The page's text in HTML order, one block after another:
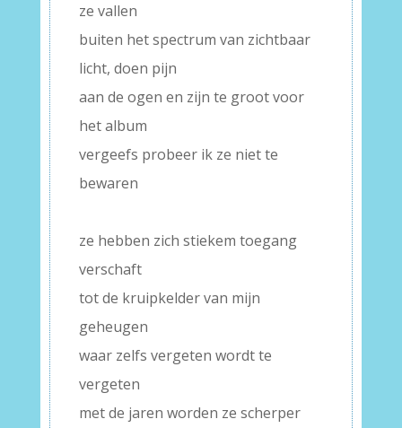
ze vallen
buiten het spectrum van zichtbaar
licht, doen pijn
aan de ogen en zijn te groot voor
het album
vergeefs probeer ik ze niet te
bewaren
ze hebben zich stiekem toegang
verschaft
tot de kruipkelder van mijn
geheugen
waar zelfs vergeten wordt te
vergeten
met de jaren worden ze scherper